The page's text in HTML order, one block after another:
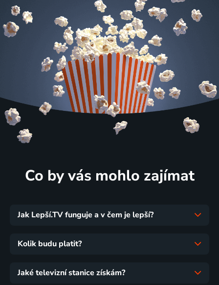
Co by vás mohlo zajímat
Jak Lepší.TV funguje a v čem je lepší?
Kolik budu platit?
Jaké televizní stanice získám?